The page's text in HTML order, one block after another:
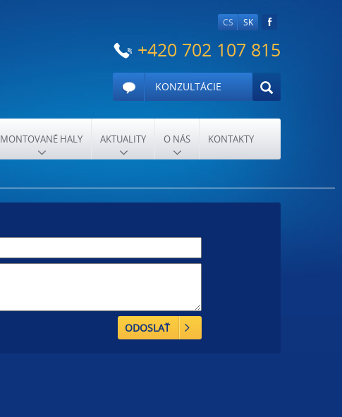
CS SK
+420 702 107 815
KONZULTÁCIE
MONTOVANÉ HALY AKTUALITY O NÁS KONTAKTY
ODOSLAŤ